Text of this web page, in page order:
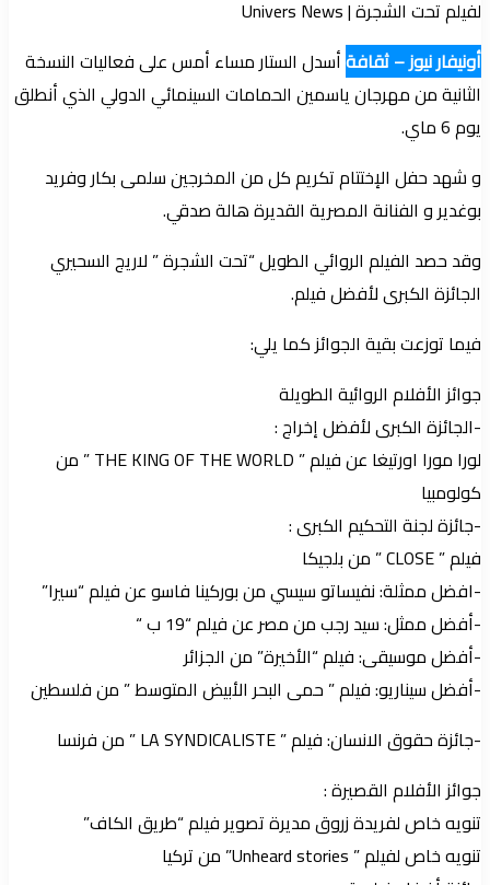
أونيفار نيوز – ثقافةأسدل الستار مساء أمس على فعاليات النسخة
الثانية من مهرجان ياسمين الحمامات السينمائي الدولي الذي أنطلق
يوم 6 ماي.
و شهد حفل الإختتام تكريم كل من المخرجين سلمى بكار وفريد
بوغدير و الفنانة المصرية القديرة هالة صدقي.
وقد حصد الفيلم الروائي الطويل “تحت الشجرة ” لاريج السحيري
الجائزة الكبرى لأفضل فيلم.
فيما توزعت بقية الجوائز كما يلي:
جوائز الأفلام الروائية الطويلة
-الجائزة الكبرى لأفضل إخراج :
لورا مورا اورتيغا عن فيلم ” THE KING OF THE WORLD ” من
كولومبيا
-جائزة لجنة التحكيم الكبرى :
فيلم ” CLOSE ” من بلجيكا
-افضل ممثلة: نفيساتو سيسي من بوركينا فاسو عن فيلم “سيرا”
-أفضل ممثل: سيد رجب من مصر عن فيلم “19 ب “
-أفضل موسيقى: فيلم “الأخيرة” من الجزائر
-أفضل سيناريو: فيلم ” حمى البحر الأبيض المتوسط ” من فلسطين
-جائزة حقوق الانسان: فيلم ” LA SYNDICALISTE ” من فرنسا
جوائز الأفلام القصيرة :
تنويه خاص لفريدة زروق مديرة تصوير فيلم “طريق الكاف”
تنويه خاص لفيلم ” Unheard stories” من تركيا